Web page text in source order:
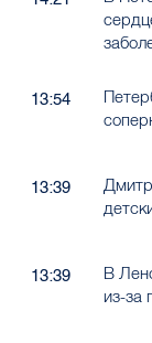
13:54
13:39
13:39
В
из-за